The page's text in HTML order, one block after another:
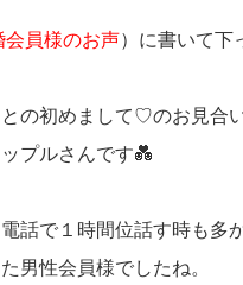
会員様のお声）に書いて
との初めまして♡のお見
ップルさんです💑
話で１時間位話す時も多
男性会員様でしたね。